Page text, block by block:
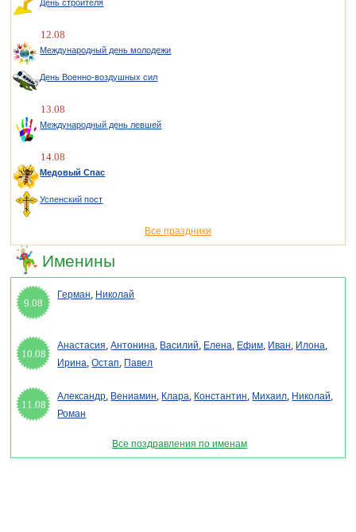
День строителя
12.08
Международный день молодежи
День Военно-воздушных сил
13.08
Международный день левшей
14.08
Медовый Спас
Успенский пост
Все праздники
Именины
9.08
Герман, Николай
10.08
Анастасия,Антонина, Василий, Елена, Ефим, Иван, Илона,
Ирина,Остап, Павел
11.08
Александр, Вениамин, Клара, Константин, Михаил, Николай,
Роман
Все поздравления по именам